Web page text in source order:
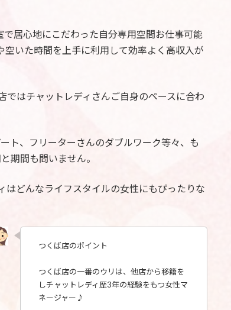
居心地にこだわった自分専用空間お仕事可能
いた時間を上手に利用して効率よく高収入が
はチャットレディさんご自身のペースに合わ
ト、フリーターさんのダブルワーク等々、も
期間も問いません。
はどんなライフスタイルの女性にもぴったりな
つくば店のポイント
つくば店の一番のウリは、他店から移籍を
しチャットレディ歴3年の経験をもつ女性マ
ネージャー♪